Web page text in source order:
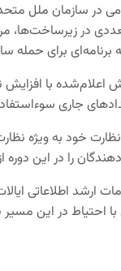
در سازمان ملل
در زیرساخت‌ها،
برای حمله
با افزایش
جاری
خود به ویژه
را در این دوره
ارشد اطلاعاتی
احتیاط در این